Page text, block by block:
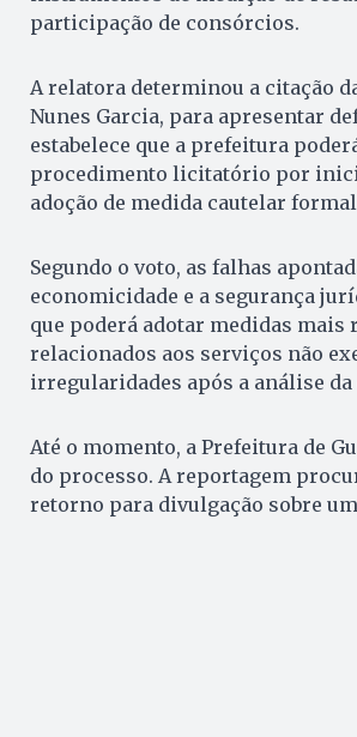
participação de consórcios.
A relatora determinou a citação
Nunes Garcia, para apresentar
estabelece que a prefeitura
procedimento licitatório por
adoção de medida cautelar
Segundo o voto, as falhas
economicidade e a segurança
que poderá adotar medidas mais
relacionados aos serviços não
irregularidades após a análise da
Até o momento, a Prefeitura de
do processo. A reportagem
retorno para divulgação sobre